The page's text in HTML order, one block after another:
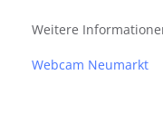
Weitere
Webcam Neumarkt